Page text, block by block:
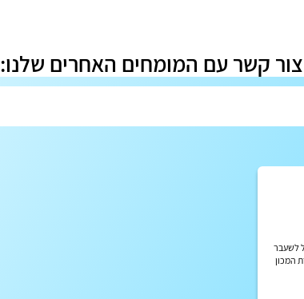
קשר עם המומחים האחרים שלנו:
לשעבר
המכון